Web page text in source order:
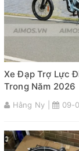
Xe Đạp Trợ Lực
Trong Năm 2026
Hằng Ny | 09-